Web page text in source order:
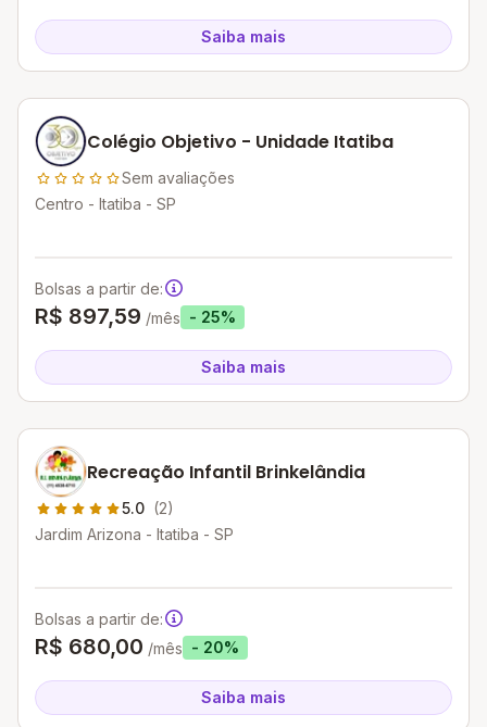
Saiba mais
Colégio Objetivo - Unidade Itatiba
Sem avaliações
Centro - Itatiba - SP
Bolsas a partir de:
R$ 897,59 /mês - 25%
Saiba mais
Recreação Infantil Brinkelândia
5.0 (2)
Jardim Arizona - Itatiba - SP
Bolsas a partir de:
R$ 680,00 /mês - 20%
Saiba mais